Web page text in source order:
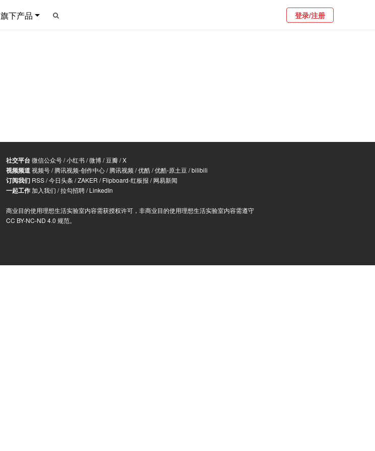
旗下产品 登录/注册
社交平台微信公众号/小红书/微博/豆瓣/X
视频频道视频号/腾讯视频-创作中心/腾讯视频/优酷/优酷-原土豆 /bilibili
订阅我们 RSS/今日头条 /ZAKER /Flipboard-红板报 /网易新闻
一起工作加入我们 /拉勾招聘/LinkedIn
商业目的使用理想生活实验室内容需获授权许可，非商业目的使用理想生活实验室内容需遵守
CC BY-NC-ND 4.0 规范。